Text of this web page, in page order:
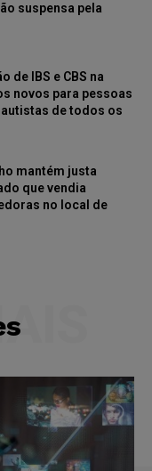
suspensa pela
de IBS e CBS na
novos para pessoas
de todos os
mantém justa
que vendia
no local de